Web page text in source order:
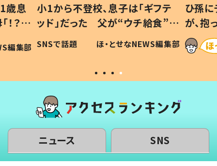
歳息
？」
編集部
小1から不登校、息子は「ギフテ
ッド」だった 父が“ウチ給食”を
作り続ける理由とは #令和の親
#令和の子
SNSで話題 ほ・とせなNEWS編集部
ひ孫
が、
「涙が
い」
ニュース SNS